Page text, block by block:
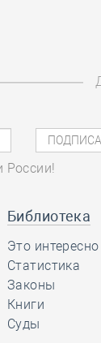
России!
Библиотека
Это интересно
Статистика
Законы
Книги
Суды